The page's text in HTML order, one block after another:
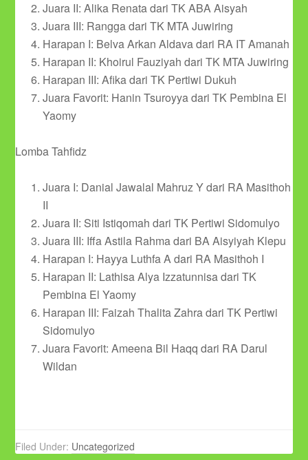
Juara II: Alika Renata dari TK ABA Aisyah
Juara III: Rangga dari TK MTA Juwiring
Harapan I: Belva Arkan Aldava dari RA IT Amanah
Harapan II: Khoirul Fauziyah dari TK MTA Juwiring
Harapan III: Afika dari TK Pertiwi Dukuh
Juara Favorit: Hanin Tsuroyya dari TK Pembina El
Yaomy
Lomba Tahfidz
Juara I: Danial Jawalal Mahruz Y dari RA Masithoh
II
Juara II: Siti Istiqomah dari TK Pertiwi Sidomulyo
Juara III: Iffa Astila Rahma dari BA Aisyiyah Klepu
Harapan I: Hayya Luthfa A dari RA Masithoh I
Harapan II: Lathisa Alya Izzatunnisa dari TK
Pembina El Yaomy
Harapan III: Faizah Thalita Zahra dari TK Pertiwi
Sidomulyo
Juara Favorit: Ameena Bil Haqq dari RA Darul
Wildan
Filed Under: Uncategorized